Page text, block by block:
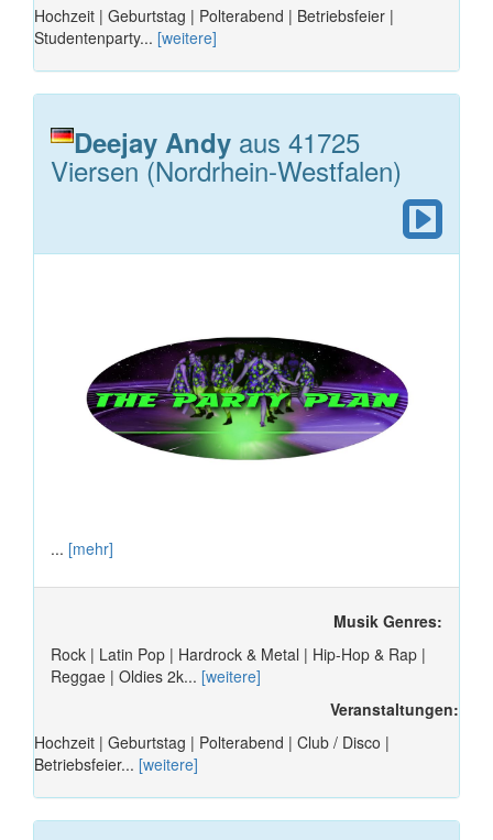
Hochzeit | Geburtstag | Polterabend | Betriebsfeier |
Studentenparty... [weitere]
Deejay Andy aus 41725
Viersen (Nordrhein-Westfalen)
... [mehr]
Musik Genres:
Rock | Latin Pop | Hardrock & Metal | Hip-Hop & Rap |
Reggae | Oldies 2k... [weitere]
Veranstaltungen:
Hochzeit | Geburtstag | Polterabend | Club / Disco |
Betriebsfeier... [weitere]